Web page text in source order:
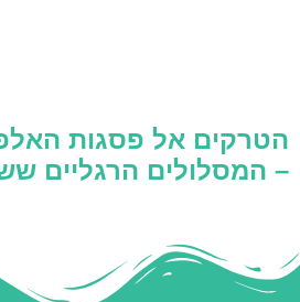
הטרקים אל פסגות
– המסלולים הרגליים